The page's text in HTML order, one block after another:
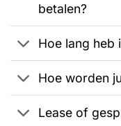
betalen?
Hoe lang heb
Hoe worden
Lease of